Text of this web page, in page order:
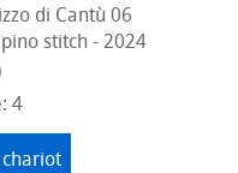
di Cantù 06
stitch - 2024
4